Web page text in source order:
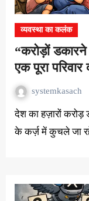
व्यवस्था का कलंक
“करोड़ों
एक पूरा
systemkasach
देश का हज़ारों करोड़ डकारने वाले “सम्मानित भगोड़े” और 12 लाख
के कर्ज़ में कुचले जा